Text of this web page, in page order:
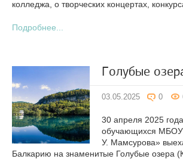
колледжа, о творческих концертах,
Подробнее...
Голубые
03.05.2025 0
30 апреля 2025
обучающихся
У. Мамсурова»
Балкарию на знаменитые Голубые озера